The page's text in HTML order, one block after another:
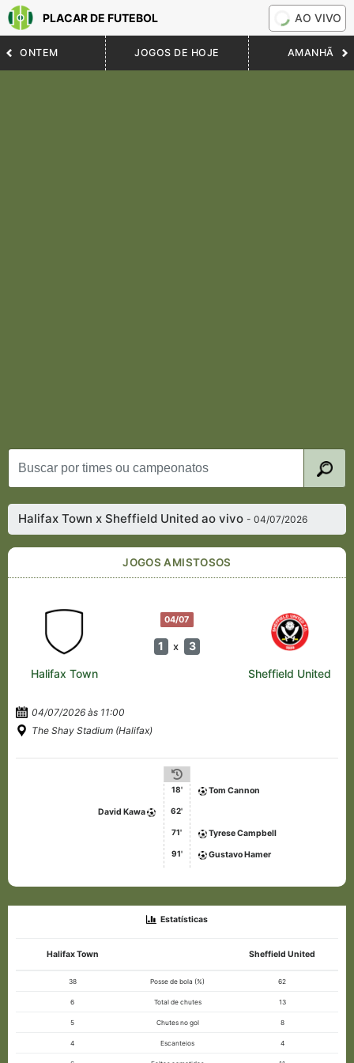
PLACAR DE FUTEBOL AO VIVO
ONTEM JOGOS DE HOJE AMANHÃ
Halifax Town x Sheffield United ao vivo- 04/07/2026
JOGOS AMISTOSOS
04/07
1 x 3
Halifax Town Sheffield United
04/07/2026 às 11:00
The Shay Stadium (Halifax)
18' Tom Cannon
David Kawa 62'
71' Tyrese Campbell
91' Gustavo Hamer
Estatísticas
Halifax Town Sheffield United
38 Posse de bola (%) 62
6 Total de chutes 13
5 Chutes no gol 8
4 Escanteios 4